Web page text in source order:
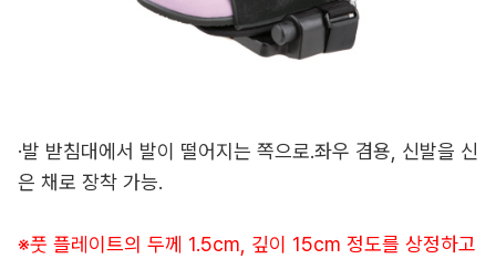
·발 받침대에서 발이 떨어지는 쪽으로.좌우 겸용, 신발을 신
은 채로 장착 가능.
※풋 플레이트의 두께 1.5cm, 깊이 15cm 정도를 상정하고